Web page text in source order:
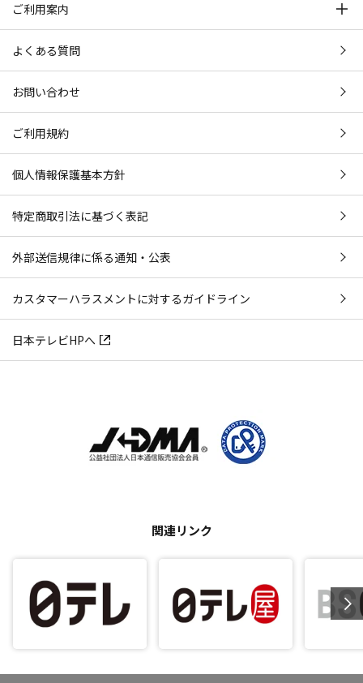
ご利用案内
よくある質問
お問い合わせ
ご利用規約
個人情報保護基本方針
特定商取引法に基づく表記
外部送信規律に係る通知・公表
カスタマーハラスメントに対するガイドライン
日本テレビHPへ
関連リンク